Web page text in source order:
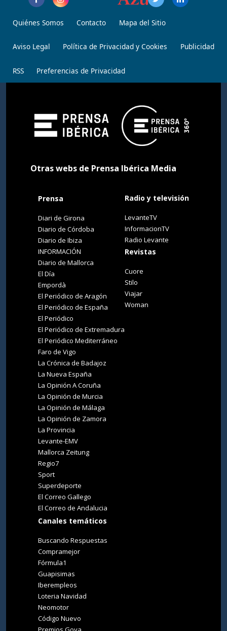
Quiénes Somos Contacto Mapa del Sitio
Aviso Legal Política de Privacidad y Cookies Publicidad
RSS Preferencias de Privacidad
Otras webs de Prensa Ibérica Media
Prensa
Diari de Girona
Diario de Córdoba
Diario de Ibiza
INFORMACIÓN
Diario de Mallorca
El Día
Empordà
El Periódico de Aragón
El Periódico de España
El Periódico
El Periódico de Extremadura
El Periódico Mediterráneo
Faro de Vigo
La Crónica de Badajoz
La Nueva España
La Opinión A Coruña
La Opinión de Murcia
La Opinión de Málaga
La Opinión de Zamora
La Provincia
Levante-EMV
Mallorca Zeitung
Regio7
Sport
Superdeporte
El Correo Gallego
El Correo de Andalucia
Canales temáticos
Buscando Respuestas
Compramejor
Fórmula1
Guapisimas
Iberempleos
Loteria Navidad
Neomotor
Código Nuevo
Radio y televisión
LevanteTV
InformacionTV
Radio Levante
Revistas
Cuore
Stilo
Viajar
Woman